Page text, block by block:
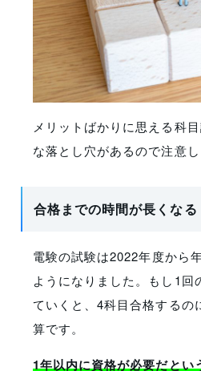
メリットばかりに思える科
な落とし穴があるので注意し
合格までの時間が長くなる
電験の試験は2022年度から
ようになりました。もし1回
ていくと、4科目合格するの
算です。
1年以内に資格が必要だとい